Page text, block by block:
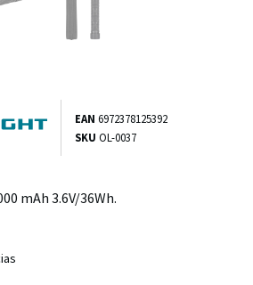
EAN 6972378125392
SKU OL-0037
mAh 3.6V/36Wh.